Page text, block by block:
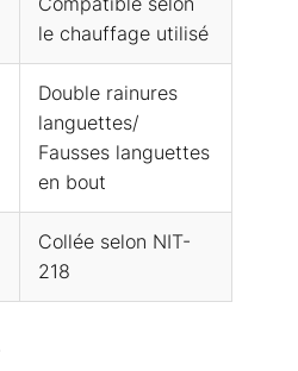
le chauffage utilisé
Double rainures
languettes/
Fausses languettes
en bout
Collée selon NIT-
218